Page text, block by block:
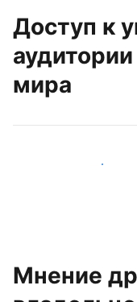
Доступ к
аудитории
мира
Привлечь новых
Мнение